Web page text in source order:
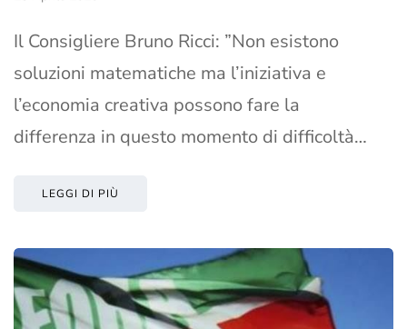
Il Consigliere Bruno Ricci: ”Non esistono
soluzioni matematiche ma l’iniziativa e
l’economia creativa possono fare la
differenza in questo momento di difficoltà…
LEGGI DI PIÙ